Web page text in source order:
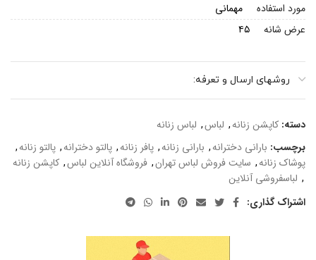
مورد استفاده
مهمانی
عرض شانه
۴۵
روشهای ارسال و تعرفه:
دسته: کاپشن زنانه, لباس, لباس زنانه
برچسب: بارانی دخترانه, بارانی زنانه, پافر زنانه, پالتو دخترانه, پالتو زنانه,
پوشاک زنانه, سایت فروش لباس تهران, فروشگاه آنلاین لباس, کاپشن زنانه
, لباسفروشی آنلاین
اشتراک گذاری: